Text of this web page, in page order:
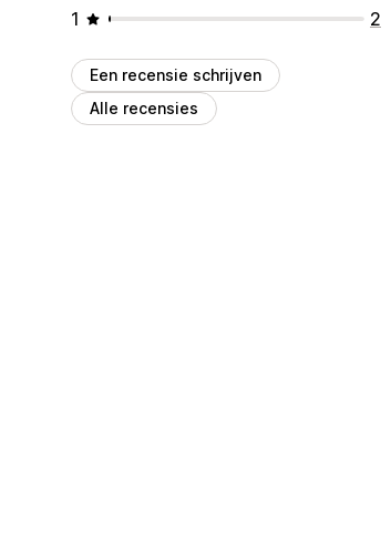
1
2
Een recensie schrijven
Alle recensies